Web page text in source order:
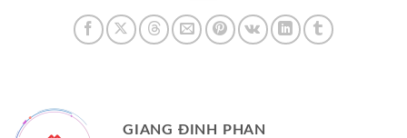
GIANG ĐINH PHAN